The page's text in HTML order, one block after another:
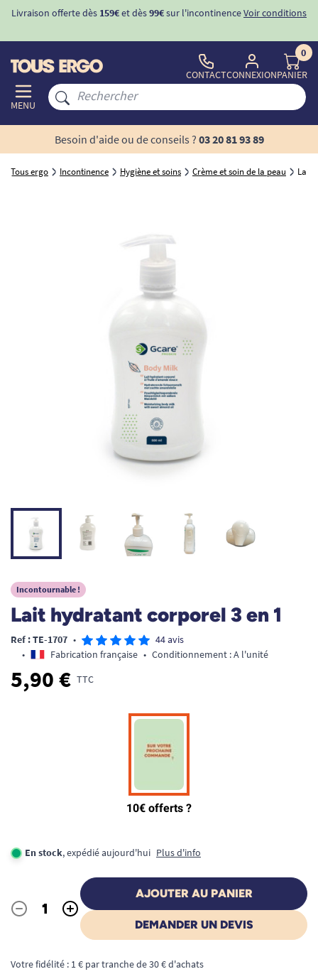
Livraison offerte dès 159€et dès99€sur l'incontinenceVoir conditions
MENU
CONTACTCONNEXION
0
PANIER
Besoin d'aide ou de conseils ? 03 20 81 93 89
Tous ergo Incontinence Hygiène et soins Crème et soin de la peau Lait
Incontournable !
Lait hydratant corporel 3 en 1
Ref : TE-1707 •
44 avis
•
Fabrication française • Conditionnement : A l'unité
5,90 € TTC
En stock, expédié aujourd'hui Plus d'info
Quantité
- +
AJOUTER AU PANIER
DEMANDER UN DEVIS
Votre fidélité : 1 € par tranche de 30 € d'achats